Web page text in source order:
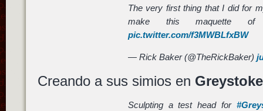
The very first thing that I did for
make this maquette
pic.twitter.com/f3MWBLfxBW
— Rick Baker (@TheRickBaker)
Creando a sus simios en Greystoke
Sculpting a test head for